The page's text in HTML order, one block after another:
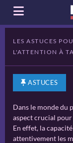
LES ASTUCES
L'ATTENTION À
ASTUCES
Dans le monde du
aspect crucial
En effet, la
attentivement les